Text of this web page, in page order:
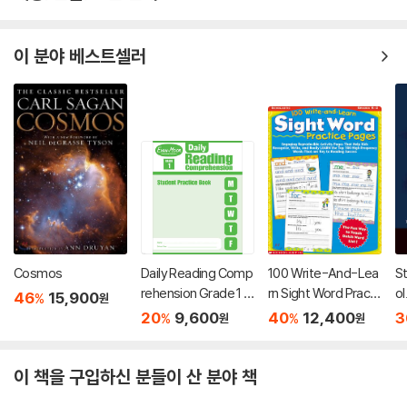
이 분야 베스트셀러
Cosmos
46% 15,900원
Daily Reading Comp
rehension Grade 1 :
Student Practice Bo
20% 9,600원
100 Write-And-Lea
rn Sight Word Practi
ce Pages: Engaging
40% 12,400원
이 책을 구입하신 분들이 산 분야 책